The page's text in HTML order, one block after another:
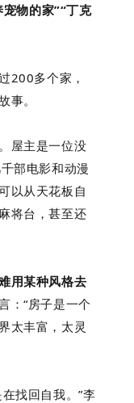
物的家”“丁克
200多个家，
事。
屋主是一位没
部电影和动漫
以从天花板自
将台，甚至还
用某种风格去
：“房子是一个
太丰富，太灵
找回自我。”李